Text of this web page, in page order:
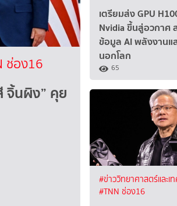
ช่อง16
จิ้นผิง” คุย
เตรียมส่ง GPU
Nvidia ขึ้นสู่อวกาศ
ข้อมูล AI พลังงาน
นอกโลก
65
#ข่าววิทยาศาสตร์และเ
#TNN ช่อง16